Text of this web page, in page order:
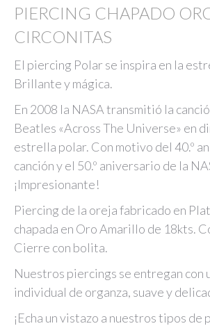
PIERCING CHAPADO
CIRCONITAS
El piercing Polar se inspira en la
Brillante y mágica.
En 2008 la NASA transmitió la
Beatles «Across The Universe» en
estrella polar. Con motivo del 40.º
canción y el 50.º aniversario de la
¡Impresionante!
Piercing de la oreja fabricado en
chapada en Oro Amarillo de 18kts.
Cierre con bolita.
Nuestros piercings se entregan con
individual de organza, suave y
¡Echa un vistazo a nuestros tipos de